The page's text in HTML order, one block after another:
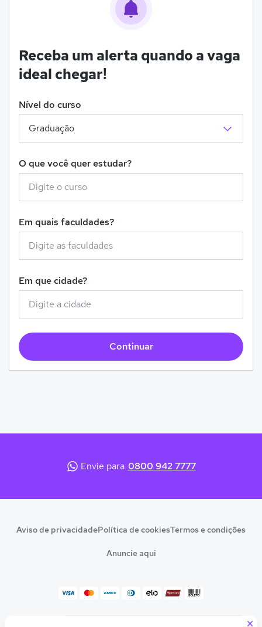
Receba um alerta quando a vaga
ideal chegar!
Nível do curso
O que você quer estudar?
Em quais faculdades?
Em que cidade?
Continuar
Envie para 0800 942 7777
Aviso de privacidadePolítica de cookiesTermos e condições
Anuncie aqui